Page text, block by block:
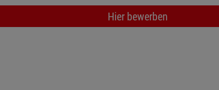
Hier bewerben